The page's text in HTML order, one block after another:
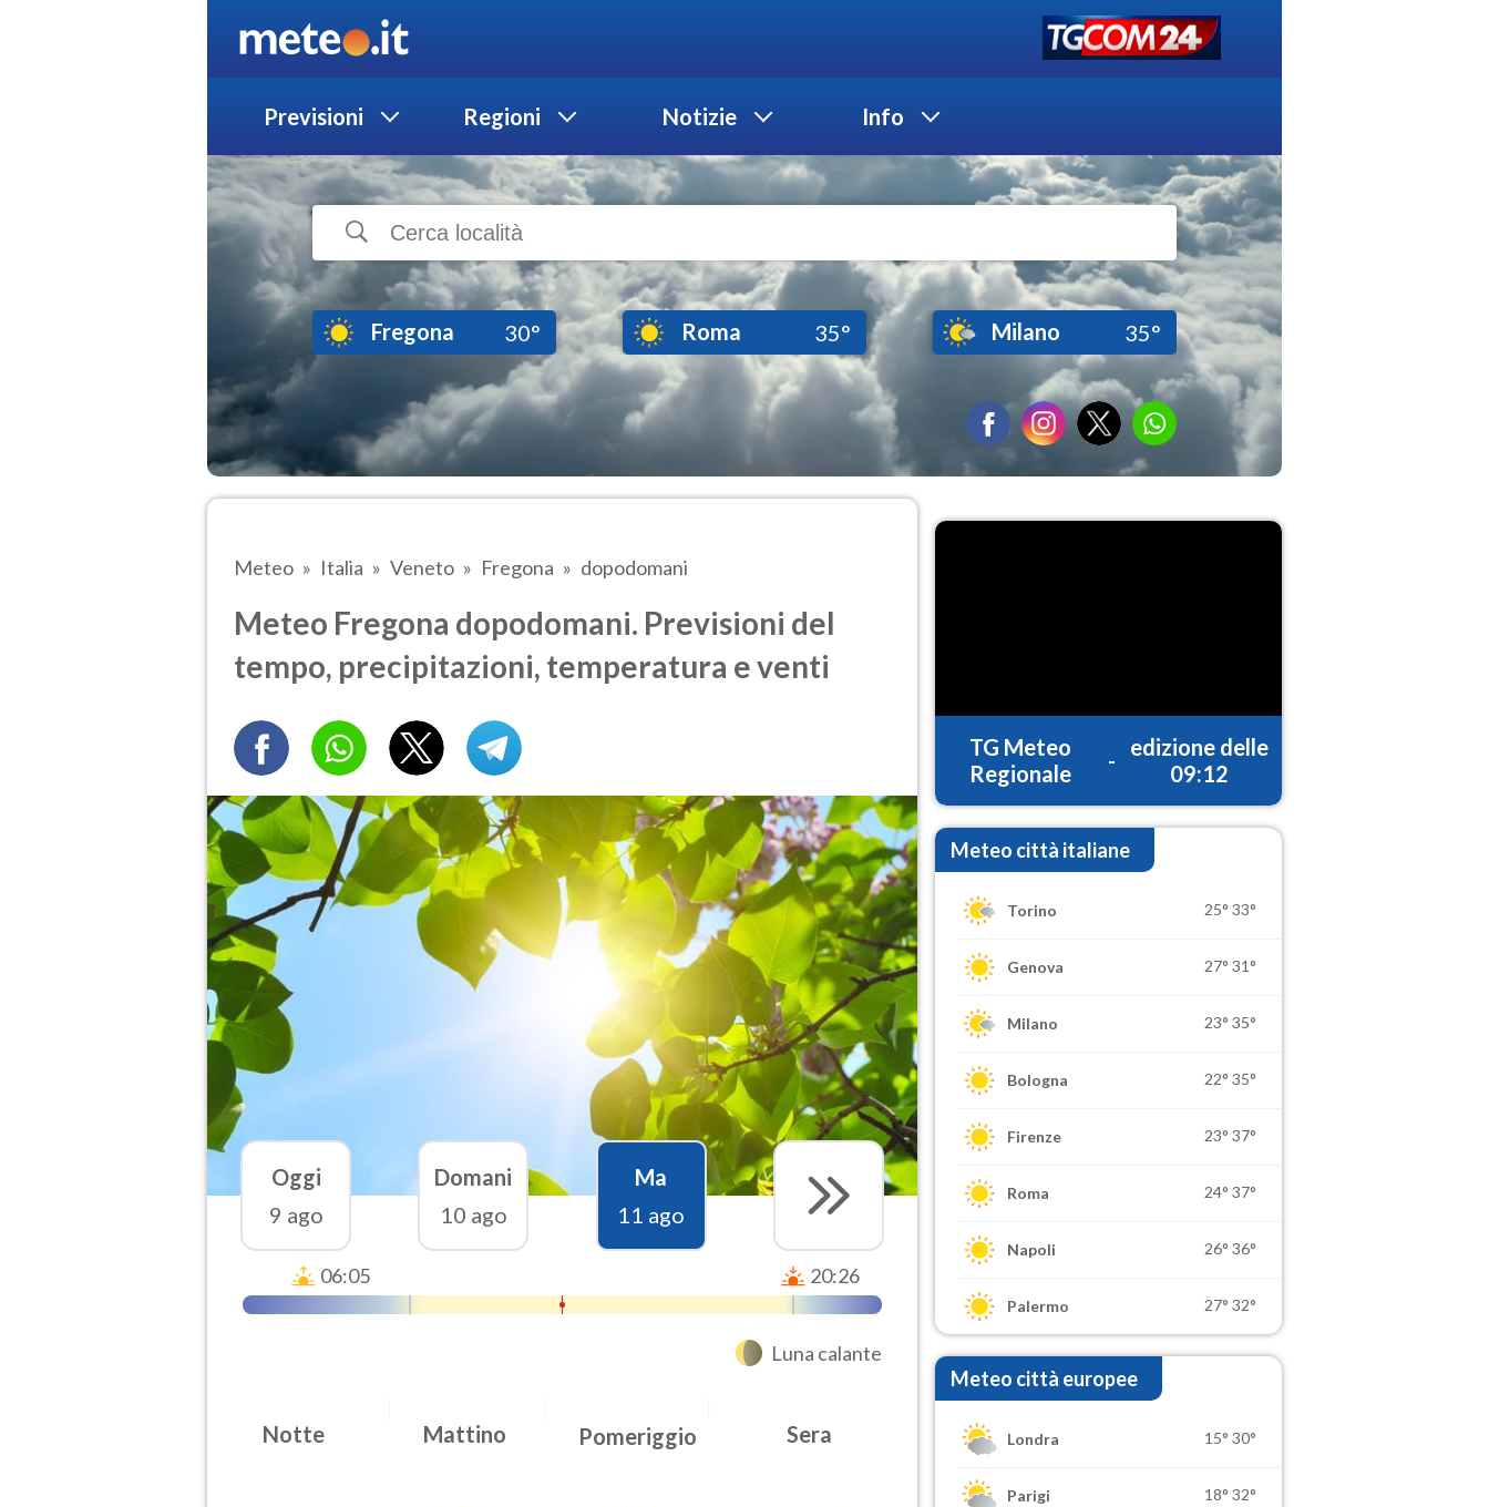
Previsioni Regioni Notizie Info
Fregona 30° Roma 35° Milano 35°
Meteo Italia Veneto Fregona dopodomani
Meteo Fregona dopodomani. Previsioni del
tempo, precipitazioni, temperatura e venti
Oggi
9 ago
Domani
10 ago
Ma
11 ago
06:05 20:26
Luna calante
Notte Mattino Pomeriggio Sera
TG Meteo
Regionale
-
edizione delle
09:12
Meteo città italiane
Torino 25° 33°
Genova 27° 31°
Milano 23° 35°
Bologna 22° 35°
Firenze 23° 37°
Roma 24° 37°
Napoli 26° 36°
Palermo 27° 32°
Meteo città europee
Londra 15° 30°
Parigi 18° 32°